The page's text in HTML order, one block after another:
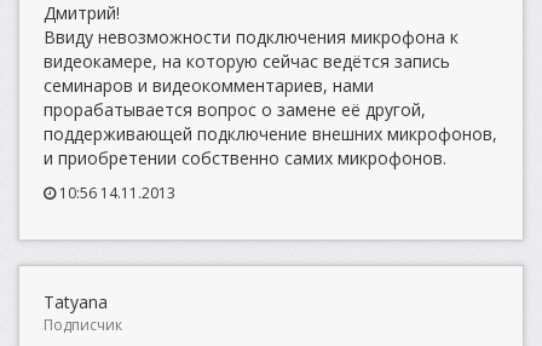
Дмитрий!
Ввиду невозможности подключения микрофона к
видеокамере, на которую сейчас ведётся запись
семинаров и видеокомментариев, нами
прорабатывается вопрос о замене её другой,
поддерживающей подключение внешних микрофонов,
и приобретении собственно самих микрофонов.
10:56 14.11.2013
Tatyana
Подписчик